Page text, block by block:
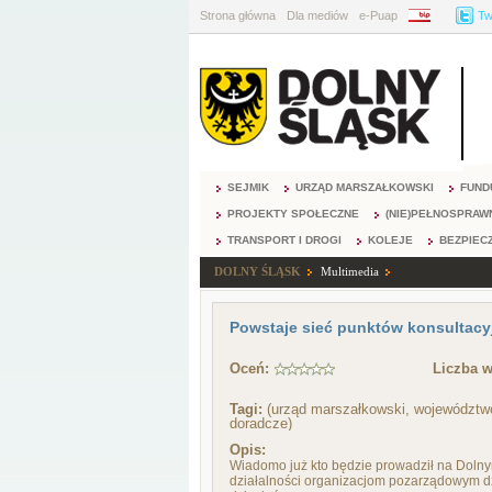
Strona główna Dla mediów e-Puap BIP
SEJMIK URZĄD MARSZAŁKOWSKI
PROJEKTY SPOŁECZNE
TRANSPORT I DROGI KOLEJE
DOLNY ŚLĄSK Multimedia
Powstaje sieć punktów
Oceń: Liczba
Tagi: (urząd marszałkowski,
doradcze)
Opis:
Wiadomo już kto będzie prowadził na
działalności organizacjom pozarządowym